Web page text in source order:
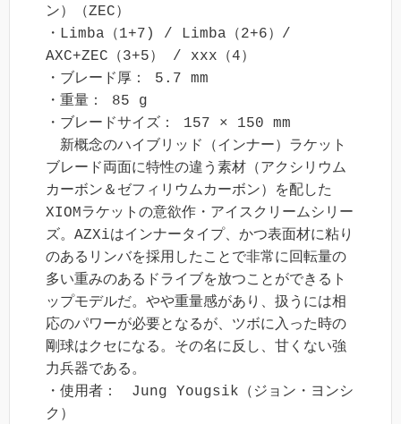
ン）（ZEC）
・Limba（1+7) / Limba（2+6）/
AXC+ZEC（3+5） / xxx（4）
・ブレード厚： 5.7 mm
・重量： 85 g
・ブレードサイズ： 157 × 150 mm
新概念のハイブリッド（インナー）ラケット
ブレード両面に特性の違う素材（アクシリウム
カーボン＆ゼフィリウムカーボン）を配した
XIOMラケットの意欲作・アイスクリームシリー
ズ。AZXiはインナータイプ、かつ表面材に粘り
のあるリンバを採用したことで非常に回転量の
多い重みのあるドライブを放つことができるト
ップモデルだ。やや重量感があり、扱うには相
応のパワーが必要となるが、ツボに入った時の
剛球はクセになる。その名に反し、甘くない強
力兵器である。
・使用者：　Jung Yougsik（ジョン・ヨンシ
ク）